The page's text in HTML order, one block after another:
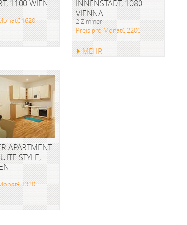
1100 WIEN
1620
INNENSTADT, 1080
VIENNA
2 Zimmer
Preis pro Monat€ 2200
MEHR
APARTMENT
STYLE,
1320